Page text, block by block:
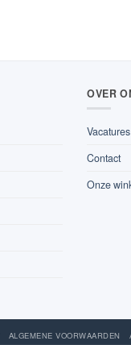
OVER
Vacatures
Contact
Onze
ALGEMENE VOORWAARDEN